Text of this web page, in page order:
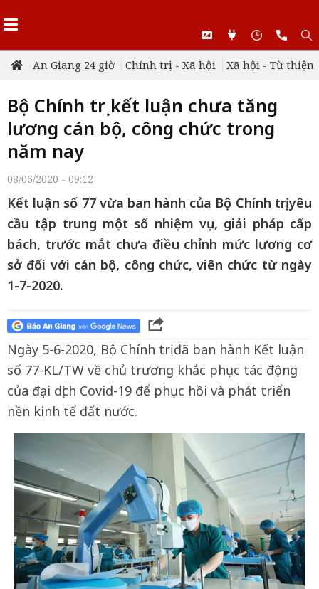
An Giang 24 giờ Chính trị - Xã hội Xã hội - Từ thiện
Bộ Chính trị kết luận chưa tăng
lương cán bộ, công chức trong
năm nay
08/06/2020 - 09:12
Kết luận số 77 vừa ban hành của Bộ Chính trị yêu
cầu tập trung một số nhiệm vụ, giải pháp cấp
bách, trước mắt chưa điều chỉnh mức lương cơ
sở đối với cán bộ, công chức, viên chức từ ngày
1-7-2020.
Ngày 5-6-2020, Bộ Chính trị đã ban hành Kết luận
số 77-KL/TW về chủ trương khắc phục tác động
của đại dịch Covid-19 để phục hồi và phát triển
nền kinh tế đất nước.